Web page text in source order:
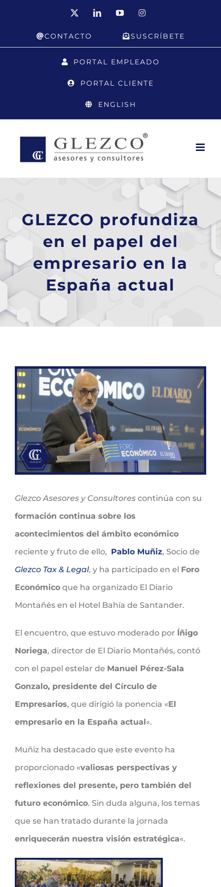
LinkedInYouTubeInstagram
CONTACTO SUSCRÍBETE
PORTAL EMPLEADO
PORTAL CLIENTE
ENGLISH
GLEZCO profundiza
en el papel del
empresario en la
España actual
Ver
imagen
más
grande
Glezco Asesores y Consultores continúa con su
formación continua sobre los
acontecimientos del ámbito económico
reciente y fruto de ello, Pablo Muñiz, Socio de
Glezco Tax & Legal, y ha participado en el Foro
Económico que ha organizado El Diario
Montañés en el Hotel Bahía de Santander.
El encuentro, que estuvo moderado por Íñigo
Noriega, director de El Diario Montañés, contó
con el papel estelar de Manuel Pérez-Sala
Gonzalo, presidente del Círculo de
Empresarios, que dirigió la ponencia «El
empresario en la España actual«.
Muñiz ha destacado que este evento ha
proporcionado «valiosas perspectivas y
reflexiones del presente, pero también del
futuro económico. Sin duda alguna, los temas
que se han tratado durante la jornada
enriquecerán nuestra visión estratégica«.